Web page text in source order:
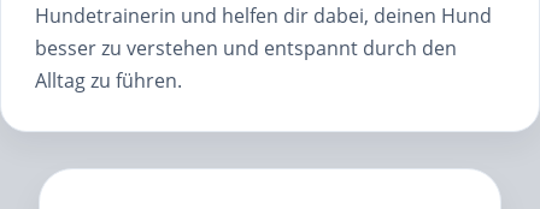
Hundetrainerin und helfen dir dabei, deinen Hund
besser zu verstehen und entspannt durch den
Alltag zu führen.